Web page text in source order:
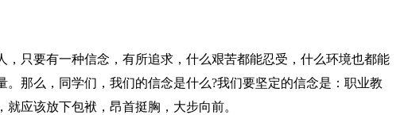
，只要有一种信念，有所追求，什么艰苦都能忍受，什么环境也都能
。那么，同学们，我们的信念是什么?我们要坚定的信念是：职业教
应该放下包袱，昂首挺胸，大步向前。